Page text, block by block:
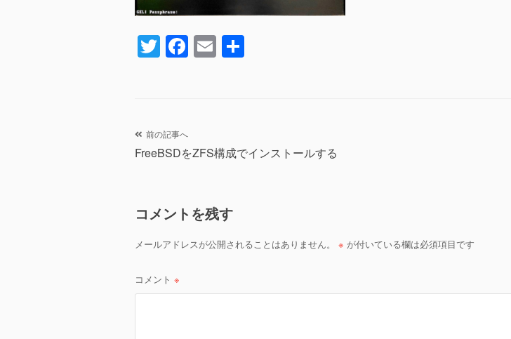
T
wi
F
a
o
k
E
m
投
稿
ビ
ゲ
ー
シ
前の記事へ
FreeBSDをZFS構成でインストールする
コメントを残す
メールアドレスが公開されることはありません。 ※ が付いている欄は必須項目です
コメント ※